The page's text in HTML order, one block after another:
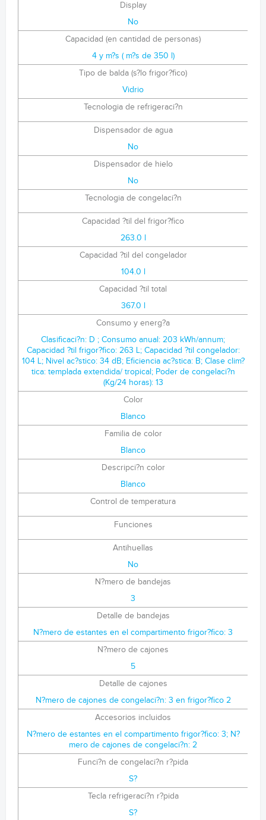
Display
No
Capacidad (en cantidad de personas)
4 y m?s ( m?s de 350 l)
Tipo de balda (s?lo frigor?fico)
Vidrio
Tecnologia de refrigeraci?n
Dispensador de agua
No
Dispensador de hielo
No
Tecnologia de congelaci?n
Capacidad ?til del frigor?fico
263.0 l
Capacidad ?til del congelador
104.0 l
Capacidad ?til total
367.0 l
Consumo y energ?a
Clasificaci?n: D ; Consumo anual: 203 kWh/annum;
Capacidad ?til frigor?fico: 263 L; Capacidad ?til congelador:
104 L; Nivel ac?stico: 34 dB; Eficiencia ac?stica: B; Clase clim?
tica: templada extendida/ tropical; Poder de congelaci?n
(Kg/24 horas): 13
Color
Blanco
Familia de color
Blanco
Descripci?n color
Blanco
Control de temperatura
Funciones
Antihuellas
No
N?mero de bandejas
3
Detalle de bandejas
N?mero de estantes en el compartimento frigor?fico: 3
N?mero de cajones
5
Detalle de cajones
N?mero de cajones de congelaci?n: 3 en frigor?fico 2
Accesorios incluidos
N?mero de estantes en el compartimento frigor?fico: 3; N?
mero de cajones de congelaci?n: 2
Funci?n de congelaci?n r?pida
S?
Tecla refrigeraci?n r?pida
S?